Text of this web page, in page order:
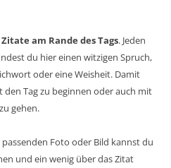
am Rande des Tags. Jeden
du hier einen witzigen Spruch,
oder eine Weisheit. Damit
Tag zu beginnen oder auch mit
gehen.
Foto oder Bild kannst du
und ein wenig über das Zitat